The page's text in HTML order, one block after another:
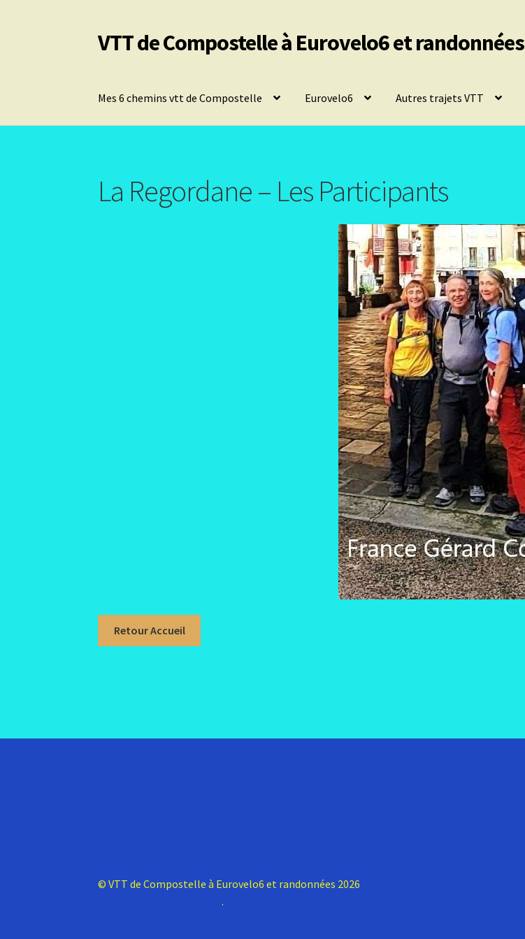
Aller
à
Aller
au
VTT de Compostelle à Eurovelo6 et randonnées
Mes 6 chemins vtt de Compostelle Eurovelo6 Autres trajets VTT
La Regordane – Les Participants
Retour Accueil
© VTT de Compostelle à Eurovelo6 et randonnées 2026
Construit avec Storefront.